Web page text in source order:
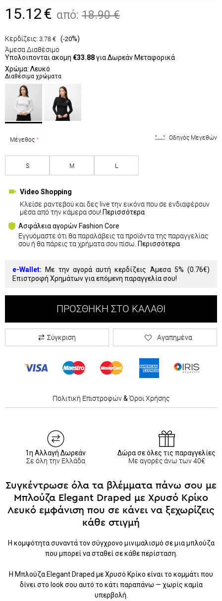
15.12€ από: 18.90 €
Κερδίζεις: 3.78 € (-20%)
Άμεσα Διαθέσιμο
Υπολοιπονται ακομη €33.88για Δωρεάν Μεταφορικά
Χρώμα: Λευκό
Διαθέσιμα χρώματα
Οδηγός Μεγεθών
Μέγεθος
S M L
Video Shopping
Κλείσε ραντεβού και δες live την εικόνα που σε ενδιαφέρουν
μέσα από την κάμερα σου! Περισσότερα
Ασφάλεια αγορών Fashion Core
Εγγυόμαστε ότι θα παραλάβεις τα προϊόντα της παραγγελίας
σου ή θα πάρεις τα χρήματα σου πίσω. Περισσότερα
e-Wallet: Με την αγορά αυτή κερδίζεις Άμεσα 5% (0.76€)
Επιστροφή Χρημάτων για επόμενη παραγγελία σου!
ΠΡΟΣΘΉΚΗ ΣΤΟ ΚΑΛΆΘΙ
Σύγκριση Αγαπημένα
Πολιτική Επιστροφών& Όροι Χρήσης
1η Αλλαγή Δωρεάν
Σε όλη την Ελλάδα
Δώρα σε όλες τις παραγγελίες
Με αγορές άνω των 40€
Συγκέντρωσε όλα τα βλέμματα πάνω σου με
Μπλούζα Elegant Draped με Χρυσό Κρίκο
Λευκό εμφάνιση που σε κάνει να ξεχωρίζεις
κάθε στιγμή
Η κομψότητα συναντά τον σύγχρονο μινιμαλισμό σε μια μπλούζα
που μπορεί να σταθεί σε κάθε περίσταση.
Η Μπλούζα Elegant Draped με Χρυσό Κρίκο είναι το κομμάτι που
δίνει στο look σου αυτό το κάτι παραπάνω — χωρίς καμία
υπερβολή.